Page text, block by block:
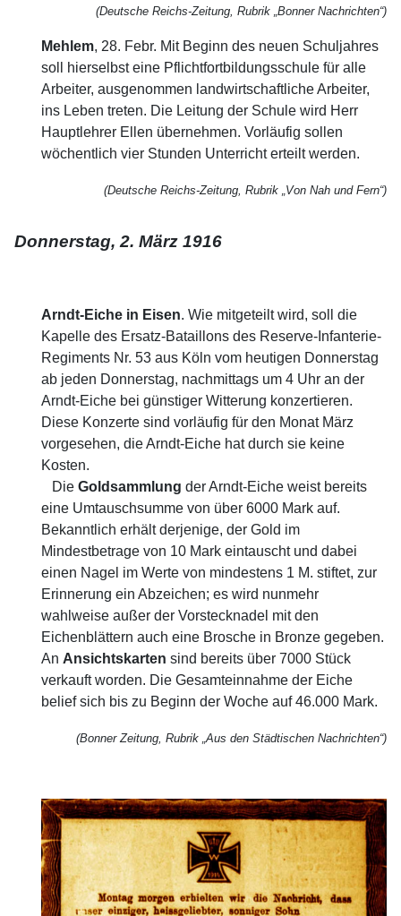
(Deutsche Reichs-Zeitung, Rubrik „Bonner Nachrichten“)
Mehlem, 28. Febr. Mit Beginn des neuen Schuljahres
soll hierselbst eine Pflichtfortbildungsschule für alle
Arbeiter, ausgenommen landwirtschaftliche Arbeiter,
ins Leben treten. Die Leitung der Schule wird Herr
Hauptlehrer Ellen übernehmen. Vorläufig sollen
wöchentlich vier Stunden Unterricht erteilt werden.
(Deutsche Reichs-Zeitung, Rubrik „Von Nah und Fern“)
Donnerstag, 2. März 1916
Arndt-Eiche in Eisen. Wie mitgeteilt wird, soll die
Kapelle des Ersatz-Bataillons des Reserve-Infanterie-
Regiments Nr. 53 aus Köln vom heutigen Donnerstag
ab jeden Donnerstag, nachmittags um 4 Uhr an der
Arndt-Eiche bei günstiger Witterung konzertieren.
Diese Konzerte sind vorläufig für den Monat März
vorgesehen, die Arndt-Eiche hat durch sie keine
Kosten.
Die Goldsammlung der Arndt-Eiche weist bereits
eine Umtauschsumme von über 6000 Mark auf.
Bekanntlich erhält derjenige, der Gold im
Mindestbetrage von 10 Mark eintauscht und dabei
einen Nagel im Werte von mindestens 1 M. stiftet, zur
Erinnerung ein Abzeichen; es wird nunmehr
wahlweise außer der Vorstecknadel mit den
Eichenblättern auch eine Brosche in Bronze gegeben.
An Ansichtskarten sind bereits über 7000 Stück
verkauft worden. Die Gesamteinnahme der Eiche
belief sich bis zu Beginn der Woche auf 46.000 Mark.
(Bonner Zeitung, Rubrik „Aus den Städtischen Nachrichten“)